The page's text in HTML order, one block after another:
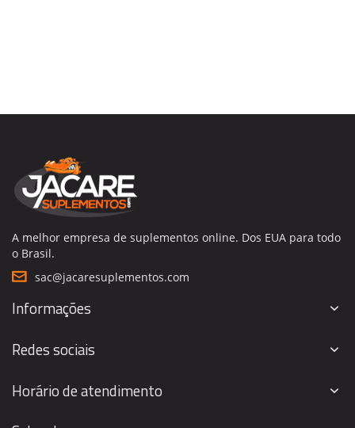
A melhor empresa de suplementos online. Dos EUA para todo
o Brasil.
sac@jacaresuplementos.com
Informações
Redes sociais
Horário de atendimento